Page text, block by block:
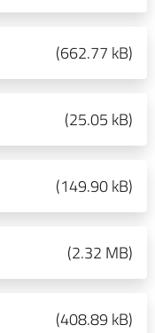
(662.77 kB)
(25.05 kB)
(149.90 kB)
(2.32 MB)
(408.89 kB)